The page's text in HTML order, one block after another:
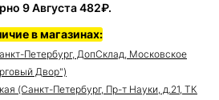
9 Августа 482₽.
в магазинах:
Петербург, ДопСклад, Московское
Двор")
(Санкт-Петербург, Пр-т Науки, д.21, ТК